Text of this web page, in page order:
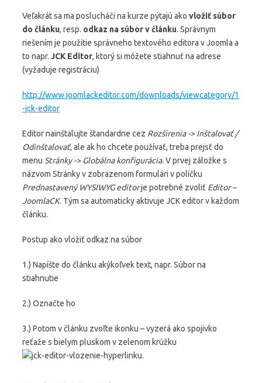
Veľakrát sa ma poslucháči na kurze pýtajú ako vložiť súbor
do článku, resp. odkaz na súbor v článku. Správnym
riešením je použitie správneho textového editora v Joomla a
to napr. JCK Editor, ktorý si môžete stiahnuť na adrese
(vyžaduje registráciu)
http://www.joomlackeditor.com/downloads/viewcategory/1
-jck-editor
Editor nainštalujte štandardne cez Rozšírenia -> Inštalovať /
Odinštalovať, ale ak ho chcete používať, treba prejsť do
menu Stránky -> Globálna konfigurácia. V prvej záložke s
názvom Stránky v zobrazenom formulári v políčku
Prednastavený WYSIWYG editorje potrebné zvoliť Editor –
JoomlaCK. Tým sa automaticky aktivuje JCK editor v každom
článku.
Postup ako vložiť odkaz na súbor
1.) Napíšte do článku akýkoľvek text, napr. Súbor na
stiahnutie
2.) Označte ho
3.) Potom v článku zvoľte ikonku – vyzerá ako spojivko
reťaže s bielym pluskom v zelenom krúžku
.